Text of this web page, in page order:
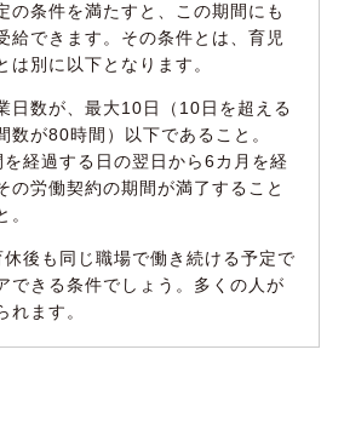
の条件を満たすと、この期間にも
給できます。その条件とは、育児
は別に以下となります。
日数が、最大10日（10日を超える
数が80時間）以下であること。
経過する日の翌日から6カ月を経
の労働契約の期間が満了すること
。
後も同じ職場で働き続ける予定で
できる条件でしょう。多くの人が
れます。